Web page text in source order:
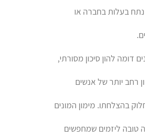
בעלות בחברה או
דומה להון סיכון מסורתי,
רחב יותר של אנשים
בהצלחתו. מימון המונים
טובה ליזמים שמחפשים